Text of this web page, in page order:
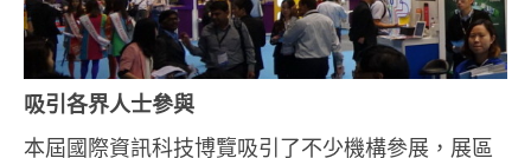
吸引各界人士參與
本屆國際資訊科技博覽吸引了不少機構參展，展區